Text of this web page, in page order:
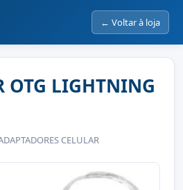
← Voltar à loja
OTG LIGHTNING
CELULAR